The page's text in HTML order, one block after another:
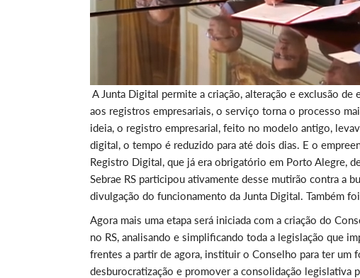
A Junta Digital permite a criação, alteração e exclusão
aos registros empresariais, o serviço torna o processo
ideia, o registro empresarial, feito no modelo antigo,
digital, o tempo é reduzido para até dois dias. E o
Registro Digital, que já era obrigatório em Porto Alegre,
Sebrae RS participou ativamente desse mutirão contra a
divulgação do funcionamento da Junta Digital. Também
Agora mais uma etapa será iniciada com a criação do
no RS, analisando e simplificando toda a legislação que
frentes a partir de agora, instituir o Conselho para ter um
desburocratização e promover a consolidação legislativa